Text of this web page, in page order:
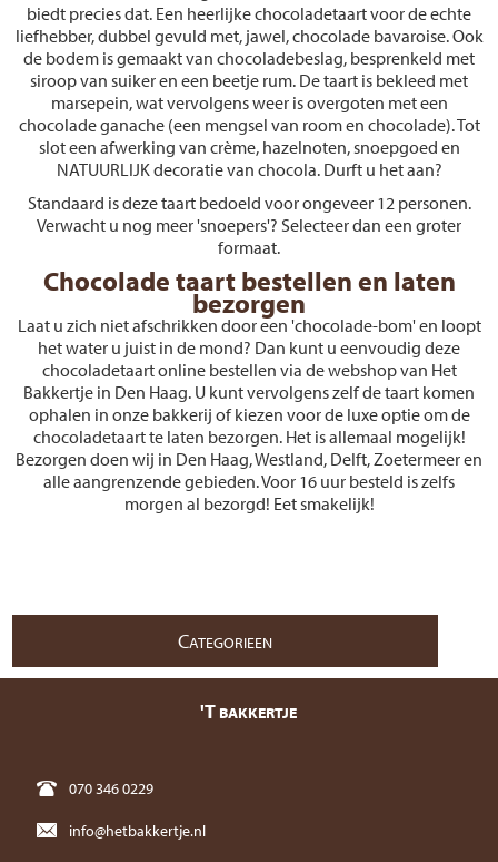
biedt precies dat. Een heerlijke chocoladetaart voor de echte
liefhebber, dubbel gevuld met, jawel, chocolade bavaroise. Ook
de bodem is gemaakt van chocoladebeslag, besprenkeld met
siroop van suiker en een beetje rum. De taart is bekleed met
marsepein, wat vervolgens weer is overgoten met een
chocolade ganache (een mengsel van room en chocolade). Tot
slot een afwerking van crème, hazelnoten, snoepgoed en
NATUURLIJK decoratie van chocola. Durft u het aan?
Standaard is deze taart bedoeld voor ongeveer 12 personen.
Verwacht u nog meer 'snoepers'? Selecteer dan een groter
formaat.
Chocolade taart bestellen en laten
bezorgen
Laat u zich niet afschrikken door een 'chocolade-bom' en loopt
het water u juist in de mond? Dan kunt u eenvoudig deze
chocoladetaart online bestellen via de webshop van Het
Bakkertje in Den Haag. U kunt vervolgens zelf de taart komen
ophalen in onze bakkerij of kiezen voor de luxe optie om de
chocoladetaart te laten bezorgen. Het is allemaal mogelijk!
Bezorgen doen wij in Den Haag, Westland, Delft, Zoetermeer en
alle aangrenzende gebieden. Voor 16 uur besteld is zelfs
morgen al bezorgd! Eet smakelijk!
CATEGORIEEN
'T BAKKERTJE
070 346 0229
info@hetbakkertje.nl